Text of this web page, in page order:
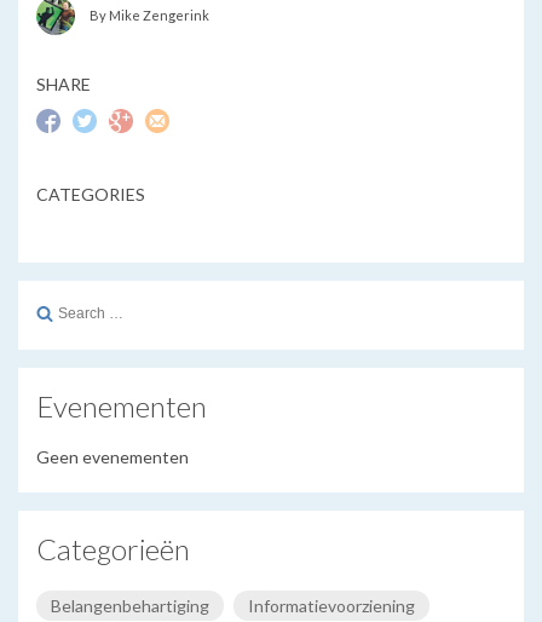
By Mike Zengerink
SHARE
CATEGORIES
Search
Evenementen
Geen evenementen
Categorieën
Belangenbehartiging
Informatievoorziening